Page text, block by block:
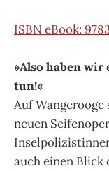
ISBN eBook:
»Also haben
tun!«
Auf
neuen
auch einen Blick